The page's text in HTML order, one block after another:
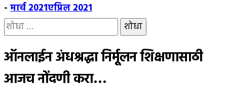
- मार्च 2021एप्रिल 2021
यांचा
शोध
घ्या
ऑनलाईन अंधश्रद्धा निर्मूलन शिक्षणासाठी
आजच नोंदणी करा…